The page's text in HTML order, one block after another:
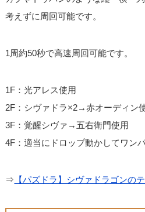
考えずに周回可能です。
1周約50秒で高速周回可能です。
1F：光アレス使用
2F：シヴァドラ×2→赤オーディン
3F：覚醒シヴァ→五右衛門使用
4F：適当にドロップ動かしてワン
⇒ 【パズドラ】シヴァドラゴンの